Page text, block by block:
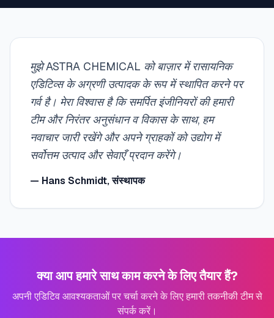
मुझे ASTRA CHEMICAL को बाज़ार में रासायनिक
एडिटिव्स के अग्रणी उत्पादक के रूप में स्थापित करने पर
गर्व है। मेरा विश्वास है कि समर्पित इंजीनियरों की हमारी
टीम और निरंतर अनुसंधान व विकास के साथ, हम
नवाचार जारी रखेंगे और अपने ग्राहकों को उद्योग में
सर्वोत्तम उत्पाद और सेवाएँ प्रदान करेंगे।
— Hans Schmidt, संस्थापक
क्या आप हमारे साथ काम करने के लिए तैयार हैं?
अपनी एडिटिव आवश्यकताओं पर चर्चा करने के लिए हमारी तकनीकी टीम से
संपर्क करें।